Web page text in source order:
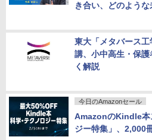
き合い、どのよう
東大「メタバース
講、小中高生・保
く解説
今日のAmazonセール
AmazonのKindle本
ジー特集」、2,000